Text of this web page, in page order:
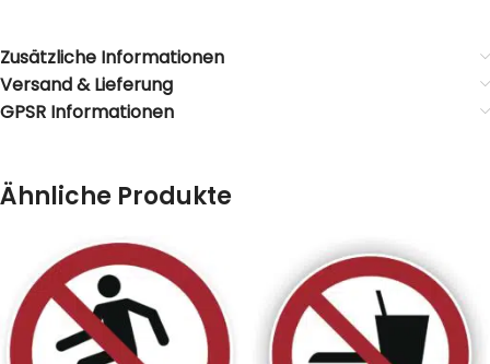
Zusätzliche Informationen
Versand & Lieferung
GPSR Informationen
Ähnliche Produkte